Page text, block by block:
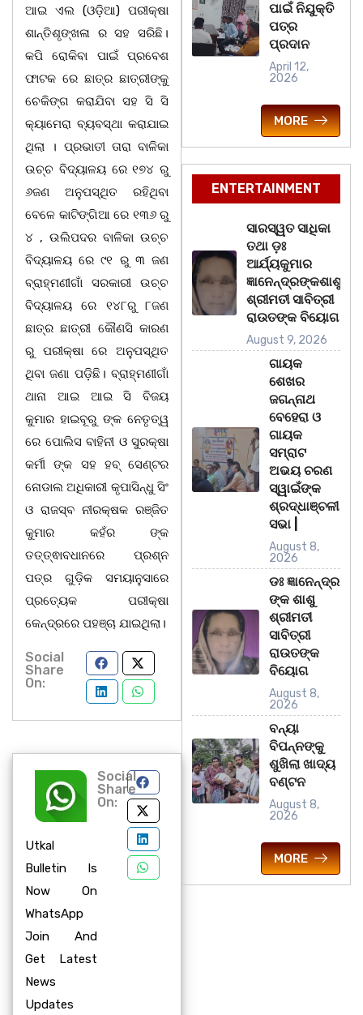
ଆଇ ଏଲ (ଓଡ଼ିଆ) ପରୀକ୍ଷା
ଶାନ୍ତିଶୃଙ୍ଖଳା ର ସହ ସରିଛି।
କପି ରୋକିବା ପାଇଁ ପ୍ରବେଶ
ଫାଟକ ରେ ଛାତ୍ର ଛାତ୍ରୀଙ୍କୁ
ଚେକିଙ୍ଗ କରାଯିବା ସହ ସି ସି
କ୍ୟାମେରା ବ୍ୟବସ୍ଥା କରାଯାଇ
ଥିଲା । ପ୍ରଭାତୀ ତାରା ବାଳିକା
ଉଚ୍ଚ ବିଦ୍ୟାଳୟ ରେ ୧୭୪ ରୁ
୬ଜଣ ଅନୁପସ୍ଥିତ ରହିଥିବା
ବେଳେ କାଟିଙ୍ଗିଆ ରେ ୧୩୬ ରୁ
୪ , ଉଲିପଦର ବାଳିକା ଉଚ୍ଚ
ବିଦ୍ୟାଳୟ ରେ ୯୧ ରୁ ୩ ଜଣ
ବ୍ରାହ୍ମଣୀଗାଁ ସରକାରୀ ଉଚ୍ଚ
ବିଦ୍ୟାଳୟ ରେ ୧୪୮ରୁ ୮ଜଣ
ଛାତ୍ର ଛାତ୍ରୀ କୌଣସି କାରଣ
ରୁ ପରୀକ୍ଷା ରେ ଅନୁପସ୍ଥିତ
ଥିବା ଜଣା ପଡ଼ିଛି। ବ୍ରାହ୍ମଣୀଗାଁ
ଥାନା ଆଇ ଆଇ ସି ବିଜୟ
କୁମାର ହାଇବୂରୁ ଙ୍କ ନେତୃତ୍ୱ
ରେ ପୋଲିସ ବାହିନୀ ଓ ସୁରକ୍ଷା
କର୍ମୀ ଙ୍କ ସହ ହବ୍ ସେଣ୍ଟର
ନୋଡାଲ ଅଧିକାରୀ କୃପାସିନ୍ଧୁ ସିଂ
ଓ ରାଜସ୍ବ ନୀରକ୍ଷକ ରଞ୍ଜିତ
କୁମାର କହଁର ଙ୍କ
ତତ୍ତ୍ଵାବଧାନରେ ପ୍ରଶ୍ନ
ପତ୍ର ଗୁଡ଼ିକ ସମୟାନୁସାରେ
ପ୍ରତ୍ୟେକ ପରୀକ୍ଷା
କେନ୍ଦ୍ରରେ ପହଞ୍ଚା ଯାଇଥିଲା।
Social
Share
On:
Utkal
Bulletin Is
Now On
WhatsApp
Join And
Get Latest
News
Updates
Social
Share
On:
ପାଇଁ ନିଯୁକ୍ତି
ପତ୍ର
ପ୍ରଦାନ
April 12,
2026
MORE
ENTERTAINMENT
ସାରସ୍ୱତ ସାଧିକା
ତଥା ଡ଼ଃ
ଆର୍ଯ୍ୟକୁମାର
ଜ୍ଞାନେନ୍ଦ୍ରଙ୍କଶାଶୁ
ଶ୍ରୀମତୀ ସାବିତ୍ରୀ
ରାଉତଙ୍କ ବିୟୋଗ
August 9, 2026
ଗାୟକ
ଶେଖର
ଜଗନ୍ନାଥ
ବେହେରା ଓ
ଗାୟକ
ସମ୍ରାଟ
ଅଭୟ ଚରଣ
ସ୍ୱାଇଁଙ୍କ
ଶ୍ରଦ୍ଧାଞ୍ଚଳୀ
ସଭା |
August 8,
2026
ଡଃ ଜ୍ଞାନେନ୍ଦ୍ର
ଙ୍କ ଶାଶୁ
ଶ୍ରୀମତୀ
ସାବିତ୍ରୀ
ରାଉତଙ୍କ
ବିୟୋଗ
August 8,
2026
ବନ୍ୟା
ବିପନ୍ନଙ୍କୁ
ଶୁଖିଲା ଖାଦ୍ୟ
ବଣ୍ଟନ
August 8,
2026
MORE